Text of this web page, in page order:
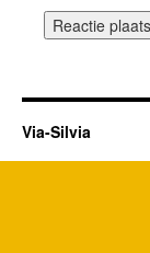
Via-Silvia